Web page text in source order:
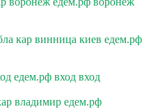
кар винница киев едем.рф
едем.рф вход вход
владимир едем.рф